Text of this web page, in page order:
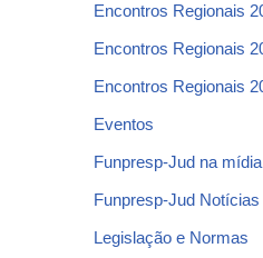
Encontros Regionais
Encontros Regionais
Encontros Regionais
Eventos
Funpresp-Jud na mídia
Funpresp-Jud Notícias
Legislação e Normas